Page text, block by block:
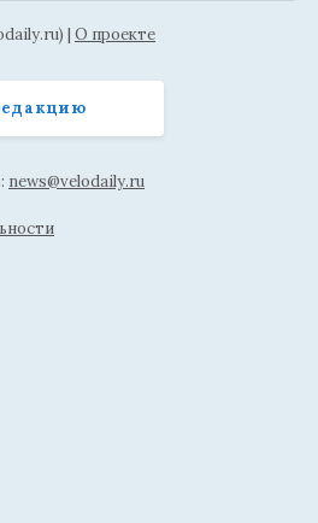
| О проекте
news@velodaily.ru